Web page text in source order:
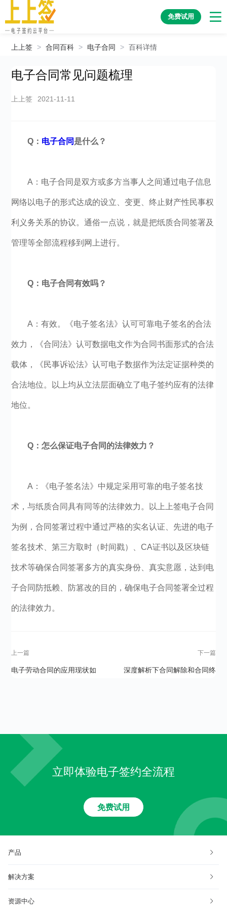
免费试用
上上签 > 合同百科 > 电子合同 > 百科详情
电子合同常见问题梳理
上上签 2021-11-11
Q： 电子合同 是什么？
A：电子合同是双方或多方当事人之间通过电子信息
网络以电子的形式达成的设立、变更、终止财产性民事权
利义务关系的协议。通俗一点说，就是把纸质合同签署及
管理等全部流程移到网上进行。
Q：电子合同有效吗？
A：有效。《电子签名法》认可可靠电子签名的合法
效力，《合同法》认可数据电文作为合同书面形式的合法
载体，《民事诉讼法》认可电子数据作为法定证据种类的
合法地位。以上均从立法层面确立了电子签约应有的法律
地位。
Q：怎么保证电子合同的法律效力？
A：《电子签名法》中规定采用可靠的电子签名技
术，与纸质合同具有同等的法律效力。以上上签电子合同
为例，合同签署过程中通过严格的实名认证、先进的电子
签名技术、第三方取时（时间戳）、CA证书以及区块链
技术等确保合同签署多方的真实身份、真实意愿，达到电
子合同防抵赖、防篡改的目的，确保电子合同签署全过程
的法律效力。
上一篇
电子劳动合同的应用现状如
下一篇
深度解析下合同解除和合同终
立即体验电子签约全流程
免费试用
产品
解决方案
资源中心